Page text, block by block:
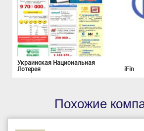
Украинская Национальная
Лотерея
iFin
Похожие